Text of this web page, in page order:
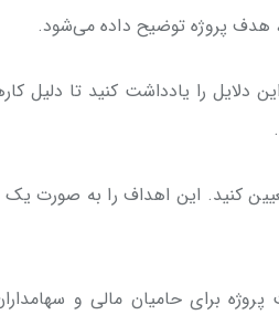
هدف پروژه توضیح داده می‌شود.
دلایل را یادداشت کنید تا دلیل
کنید. این اهداف را به صورت یک
برای حامیان مالی و